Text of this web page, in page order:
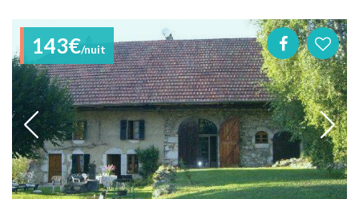
143€/nuit